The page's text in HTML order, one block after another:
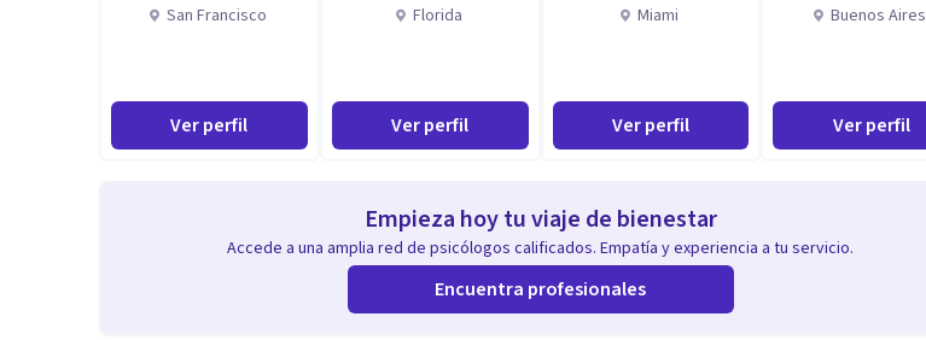
San Francisco
Ver perfil
Florida
Ver perfil
Miami
Ver perfil
Buenos Aires
Ver perfil
Empieza hoy tu viaje de bienestar
Accede a una amplia red de psicólogos calificados. Empatía y experiencia a tu servicio.
Encuentra profesionales